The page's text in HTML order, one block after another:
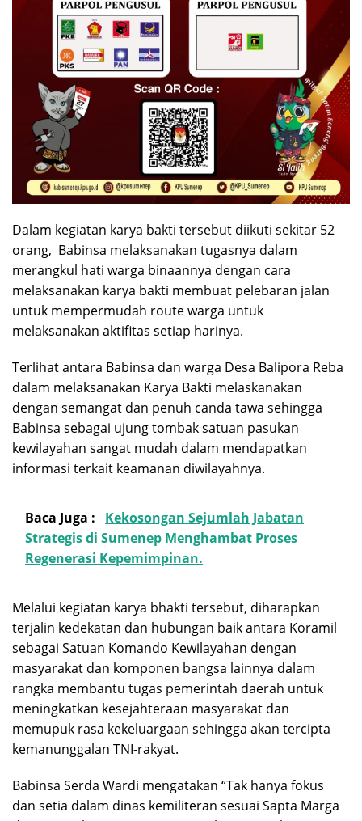
Dalam kegiatan karya bakti tersebut diikuti sekitar 52
orang, Babinsa melaksanakan tugasnya dalam
merangkul hati warga binaannya dengan cara
melaksanakan karya bakti membuat pelebaran jalan
untuk mempermudah route warga untuk
melaksanakan aktifitas setiap harinya.
Terlihat antara Babinsa dan warga Desa Balipora Reba
dalam melaksanakan Karya Bakti melaskanakan
dengan semangat dan penuh canda tawa sehingga
Babinsa sebagai ujung tombak satuan pasukan
kewilayahan sangat mudah dalam mendapatkan
informasi terkait keamanan diwilayahnya.
Baca Juga :
Kekosongan Sejumlah Jabatan
Strategis di Sumenep Menghambat Proses
Regenerasi Kepemimpinan.
Melalui kegiatan karya bhakti tersebut, diharapkan
terjalin kedekatan dan hubungan baik antara Koramil
sebagai Satuan Komando Kewilayahan dengan
masyarakat dan komponen bangsa lainnya dalam
rangka membantu tugas pemerintah daerah untuk
meningkatkan kesejahteraan masyarakat dan
memupuk rasa kekeluargaan sehingga akan tercipta
kemanunggalan TNI-rakyat.
Babinsa Serda Wardi mengatakan “Tak hanya fokus
dan setia dalam dinas kemiliteran sesuai Sapta Marga